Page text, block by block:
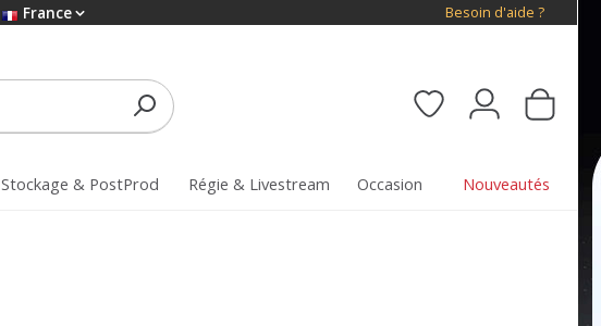
France Besoin d'aide ?
Stockage & PostProd Régie & Livestream Occasion Nouveautés